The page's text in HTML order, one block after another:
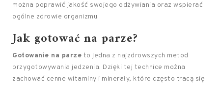
można poprawić jakość swojego odżywiania oraz wspierać
ogólne zdrowie organizmu.
Jak gotować na parze?
Gotowanie na parze to jedna z najzdrowszych metod
przygotowywania jedzenia. Dzięki tej technice można
zachować cenne witaminy i minerały, które często tracą się